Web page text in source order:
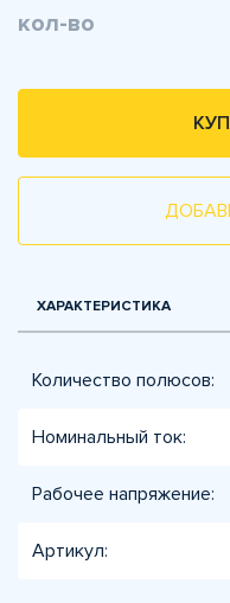
кол-во
ХАРАКТЕРИСТИКА
Количество полюсов:
Номинальный ток:
Рабочее напряжение:
Артикул: